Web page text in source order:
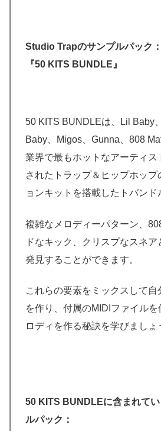
Studio Trapのサンプルパック
『50 KITS BUNDLE』
50 KITS BUNDLEは、Lil Baby
Baby、Migos、Gunna、808
業界で最もホットなアーティス
されたトラップ＆ヒップホップ
ョンキットを搭載したトバンド
複雑なメロディーパターン、
ドなキック、クリスプなスネ
発見することができます。
これらの要素をミックスして自
を作り、付属のMIDIファイルを
ロディを作る秘訣を学びましょ
50 KITS BUNDLEに含まれて
ルパック：